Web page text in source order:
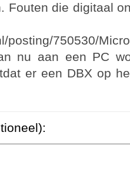
Fouten die digitaal
posting/750530/
nu aan een PC
er een DBX op